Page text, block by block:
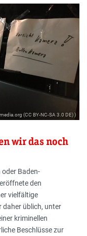
(CC BY-NC-SA 3.0 DE) )
wir das noch
Baden-
den
vielfältige
daher üblich, unter
kriminellen
Beschlüsse zur